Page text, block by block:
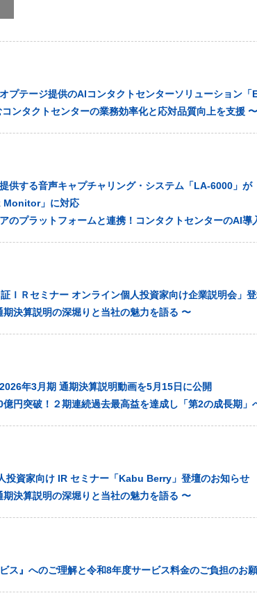
プテージ提供のAIコンタクトセンターソリューション
ンタクトセンターの業務効率化と応対品質向上を支援 〜
供する音声キャプチャリング・システム「LA-6000」
」に対応
のプラットフォームと連携！コンタクトセンターのAI導
ＩＲセミナー オンライン個人投資家向け企業説明会」
決算説明の深堀りと当社の魅力を語る 〜
年3月期 通期決算説明動画を5月15日に公開
円突破！２期連続過去最高益を達成し「第2の成長期」
投資家向け IR セミナー「Kabu Berry」登壇のお知らせ
決算説明の深堀りと当社の魅力を語る 〜
ビス』へのご理解と令和8年度サービス料金のご負担のお